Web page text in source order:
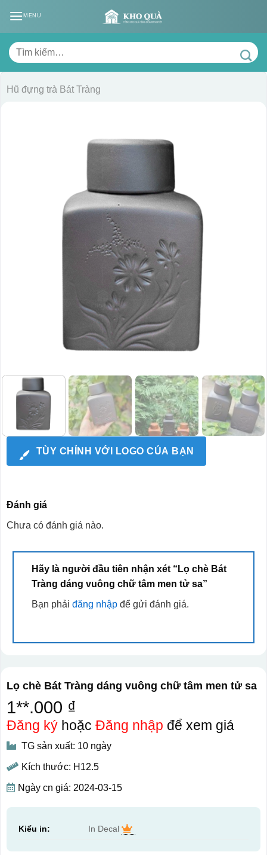
MENU
Tìm
kiếm:
Hũ đựng trà Bát Tràng
TÙY CHỈNH VỚI LOGO CỦA BẠN
Đánh giá
Chưa có đánh giá nào.
Hãy là người đầu tiên nhận xét “Lọ chè Bát
Tràng dáng vuông chữ tâm men tử sa”
Bạn phải đăng nhậpđể gửi đánh giá.
Lọ chè Bát Tràng dáng vuông chữ tâm men tử sa
1**.000 ₫
Đăng kýhoặc Đăng nhập để xem giá
TG sản xuất: 10 ngày
Kích thước: H12.5
Ngày cn giá: 2024-03-15
Kiểu in: In Decal